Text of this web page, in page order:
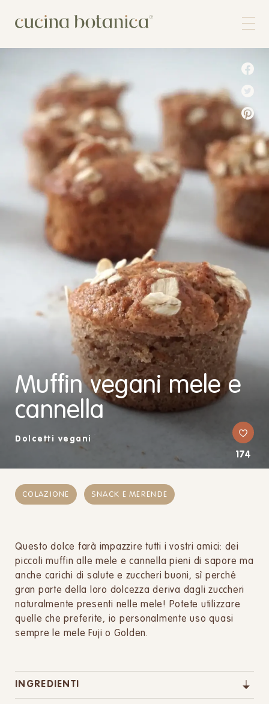
Shop
Contatti
Muffin vegani mele e
cannella
Dolcetti vegani
174
COLAZIONE SNACK E MERENDE
Questo dolce farà impazzire tutti i vostri amici: dei
piccoli muffin alle mele e cannella pieni di sapore ma
anche carichi di salute e zuccheri buoni, sì perché
gran parte della loro dolcezza deriva dagli zuccheri
naturalmente presenti nelle mele! Potete utilizzare
quelle che preferite, io personalmente uso quasi
sempre le mele Fuji o Golden.
INGREDIENTI